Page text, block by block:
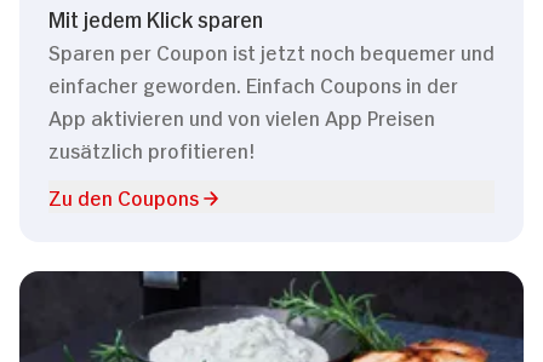
Mit jedem Klick sparen
Sparen per Coupon ist jetzt noch bequemer und
einfacher geworden. Einfach Coupons in der
App aktivieren und von vielen App Preisen
zusätzlich profitieren!
Zu den Coupons